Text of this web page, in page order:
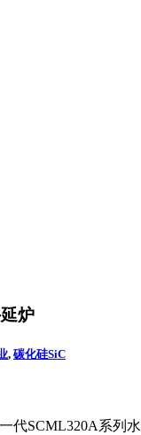
炉
, 碳化硅SiC
代SCML320A系列水